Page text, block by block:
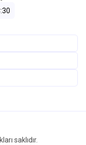
saklıdır.